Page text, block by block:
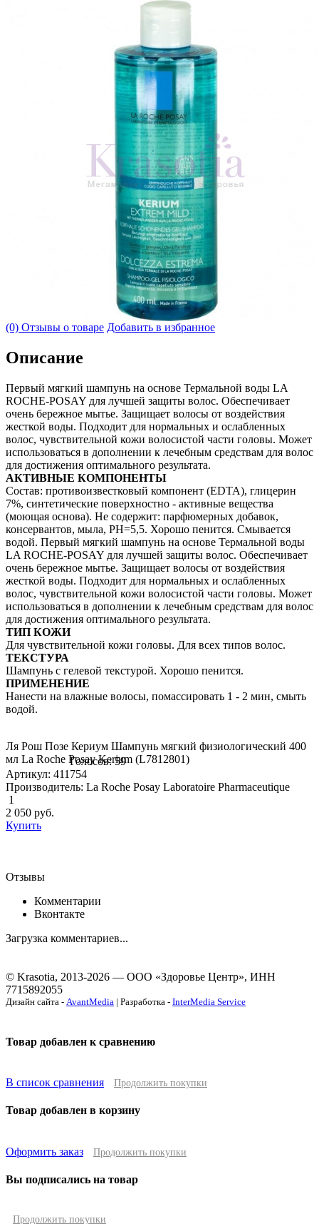
(0) Отзывы о товаре Добавить в избранное
Описание
Первый мягкий шампунь на основе Термальной воды LA
ROCHE-POSAY для лучшей защиты волос. Обеспечивает
очень бережное мытье. Защищает волосы от воздействия
жесткой воды. Подходит для нормальных и ослабленных
волос, чувствительной кожи волосистой части головы. Может
использоваться в дополнении к лечебным средствам для волос
для достижения оптимального результата.
АКТИВНЫЕ КОМПОНЕНТЫ
Состав: противоизвестковый компонент (EDTA), глицерин
7%, синтетические поверхностно - активные вещества
(моющая основа). Не содержит: парфюмерных добавок,
консервантов, мыла, РН=5,5. Хорошо пенится. Смывается
водой. Первый мягкий шампунь на основе Термальной воды
LA ROCHE-POSAY для лучшей защиты волос. Обеспечивает
очень бережное мытье. Защищает волосы от воздействия
жесткой воды. Подходит для нормальных и ослабленных
волос, чувствительной кожи волосистой части головы. Может
использоваться в дополнении к лечебным средствам для волос
для достижения оптимального результата.
ТИП КОЖИ
Для чувствительной кожи головы. Для всех типов волос.
ТЕКСТУРА
Шампунь с гелевой текстурой. Хорошо пенится.
ПРИМЕНЕНИЕ
Нанести на влажные волосы, помассировать 1 - 2 мин, смыть
водой.
Ля Рош Позе Кериум Шампунь мягкий физиологический 400
мл La Roche Posay Kerium (L7812801)
Голосов: 59
Артикул: 411754
Производитель: La Roche Posay Laboratoire Pharmaceutique
1
2 050 руб.
Купить
Отзывы
Комментарии
Вконтакте
Загрузка комментариев...
© Krasotia, 2013-2026 — ООО «Здоровье Центр», ИНН
7715892055
Дизайн сайта - AvantMedia | Разработка - InterMedia Service
Товар добавлен к сравнению
В список сравнения Продолжить покупки
Товар добавлен в корзину
Оформить заказ Продолжить покупки
Вы подписались на товар
Продолжить покупки